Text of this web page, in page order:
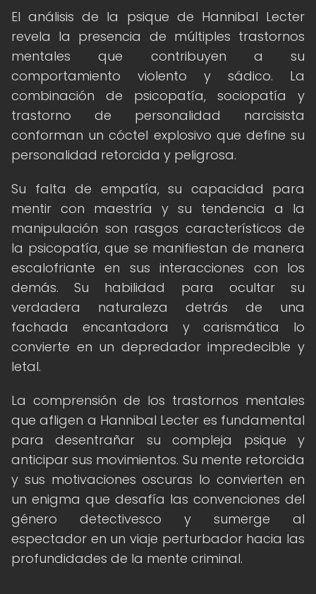
El análisis de la psique de Hannibal Lecter
revela la presencia de múltiples trastornos
mentales que contribuyen a su
comportamiento violento y sádico. La
combinación de psicopatía, sociopatía y
trastorno de personalidad narcisista
conforman un cóctel explosivo que define su
personalidad retorcida y peligrosa.
Su falta de empatía, su capacidad para
mentir con maestría y su tendencia a la
manipulación son rasgos característicos de
la psicopatía, que se manifiestan de manera
escalofriante en sus interacciones con los
demás. Su habilidad para ocultar su
verdadera naturaleza detrás de una
fachada encantadora y carismática lo
convierte en un depredador impredecible y
letal.
La comprensión de los trastornos mentales
que afligen a Hannibal Lecter es fundamental
para desentrañar su compleja psique y
anticipar sus movimientos. Su mente retorcida
y sus motivaciones oscuras lo convierten en
un enigma que desafía las convenciones del
género detectivesco y sumerge al
espectador en un viaje perturbador hacia las
profundidades de la mente criminal.